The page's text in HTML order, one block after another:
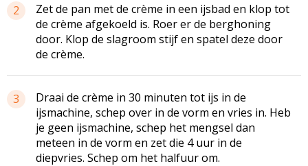
2
Zet de pan met de crème in een ijsbad en klop tot
de crème afgekoeld is. Roer er de berghoning
door. Klop de slagroom stijf en spatel deze door
de crème.
3
Draai de crème in 30 minuten tot ijs in de
ijsmachine, schep over in de vorm en vries in. Heb
je geen ijsmachine, schep het mengsel dan
meteen in de vorm en zet die 4 uur in de
diepvries. Schep om het halfuur om.